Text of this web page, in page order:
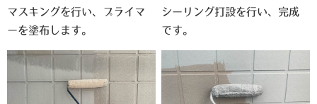
マスキングを行い、プライマ
ーを塗布します。
シーリング打設を行い、完成
です。